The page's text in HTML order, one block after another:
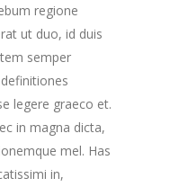
regione
ut duo, id duis
semper
legere graeco et.
in magna dicta,
mel. Has
in,